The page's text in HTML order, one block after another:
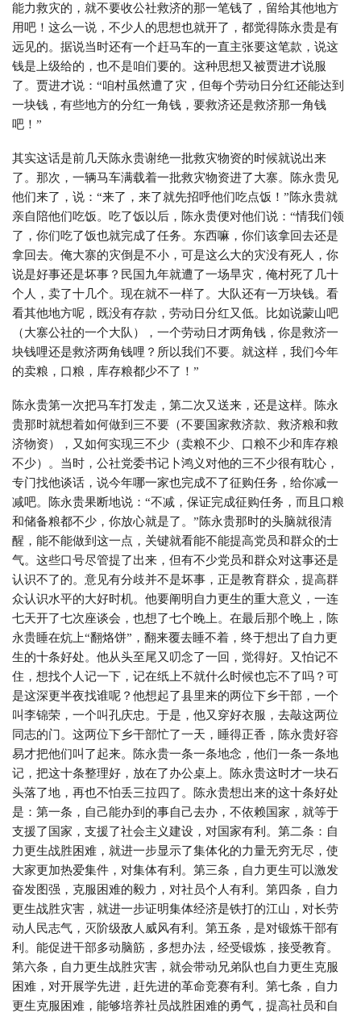
能力救灾的，就不要收公社救济的那一笔钱了，留给其他地方
用吧！这么一说，不少人的思想也就开了，都觉得陈永贵是有
远见的。据说当时还有一个赶马车的一直主张要这笔款，说这
钱是上级给的，也不是咱们要的。这种思想又被贾进才说服
了。贾进才说：“咱村虽然遭了灾，但每个劳动日分红还能达到
一块钱，有些地方的分红一角钱，要救济还是救济那一角钱
吧！”
其实这话是前几天陈永贵谢绝一批救灾物资的时候就说出来
了。那次，一辆马车满载着一批救灾物资进了大寨。陈永贵见
他们来了，说：“来了，来了就先招呼他们吃点饭！”陈永贵就
亲自陪他们吃饭。吃了饭以后，陈永贵便对他们说：“情我们领
了，你们吃了饭也就完成了任务。东西嘛，你们该拿回去还是
拿回去。俺大寨的灾倒是不小，可是这么大的灾没有死人，你
说是好事还是坏事？民国九年就遭了一场旱灾，俺村死了几十
个人，卖了十几个。现在就不一样了。大队还有一万块钱。看
看其他地方呢，既没有存款，劳动日分红又低。比如说蒙山吧
（大寨公社的一个大队），一个劳动日才两角钱，你是救济一
块钱哩还是救济两角钱哩？所以我们不要。就这样，我们今年
的卖粮，口粮，库存粮都少不了！”
陈永贵第一次把马车打发走，第二次又送来，还是这样。陈永
贵那时就想着如何做到三不要（不要国家救济款、救济粮和救
济物资），又如何实现三不少（卖粮不少、口粮不少和库存粮
不少）。当时，公社党委书记卜鸿义对他的三不少很有耽心，
专门找他谈话，说今年哪一家也完成不了征购任务，给你减一
减吧。陈永贵果断地说：“不减，保证完成征购任务，而且口粮
和储备粮都不少，你放心就是了。”陈永贵那时的头脑就很清
醒，能不能做到这一点，关键就看能不能提高党员和群众的士
气。这些口号尽管提了出来，但有不少党员和群众对这事还是
认识不了的。意见有分歧并不是坏事，正是教育群众，提高群
众认识水平的大好时机。他要阐明自力更生的重大意义，一连
七天开了七次座谈会，也想了七个晚上。在最后那个晚上，陈
永贵睡在炕上“翻烙饼”，翻来覆去睡不着，终于想出了自力更
生的十条好处。他从头至尾又叨念了一回，觉得好。又怕记不
住，想找个人记一下，记在纸上不就什么时候也忘不了吗？可
是这深更半夜找谁呢？他想起了县里来的两位下乡干部，一个
叫李锦荣，一个叫孔庆忠。于是，他又穿好衣服，去敲这两位
同志的门。这两位下乡干部忙了一天，睡得正香，陈永贵好容
易才把他们叫了起来。陈永贵一条一条地念，他们一条一条地
记，把这十条整理好，放在了办公桌上。陈永贵这时才一块石
头落了地，再也不怕丢三拉四了。陈永贵想出来的这十条好处
是：第一条，自己能办到的事自己去办，不依赖国家，就等于
支援了国家，支援了社会主义建设，对国家有利。第二条：自
力更生战胜困难，就进一步显示了集体化的力量无穷无尽，使
大家更加热爱集件，对集体有利。第三条，自力更生可以激发
奋发图强，克服困难的毅力，对社员个人有利。第四条，自力
更生战胜灾害，就进一步证明集体经济是铁打的江山，对长劳
动人民志气，灭阶级敌人威风有利。第五条，是对锻炼干部有
利。能促进干部多动脑筋，多想办法，经受锻炼，接受教育。
第六条，自力更生战胜灾害，就会带动兄弟队也自力更生克服
困难，对开展学先进，赶先进的革命竞赛有利。第七条，自力
更生克服困难，能够培养社员战胜困难的勇气，提高社员和自